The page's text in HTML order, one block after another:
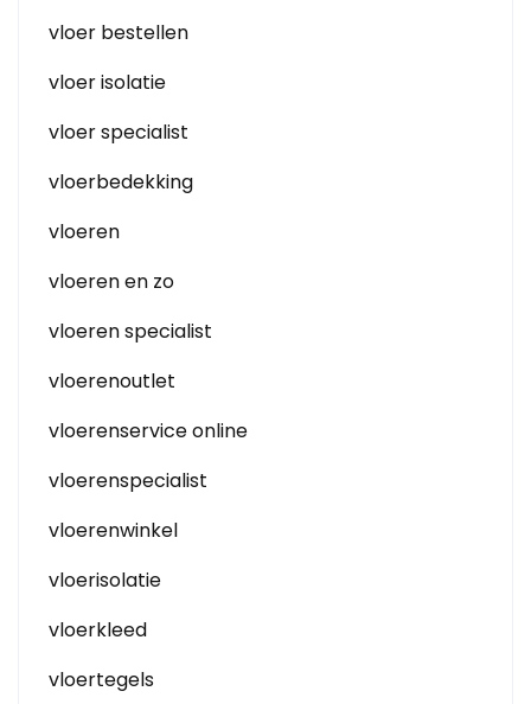
vloer bestellen
vloer isolatie
vloer specialist
vloerbedekking
vloeren
vloeren en zo
vloeren specialist
vloerenoutlet
vloerenservice online
vloerenspecialist
vloerenwinkel
vloerisolatie
vloerkleed
vloertegels